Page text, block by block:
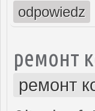
odpowiedz
ремонт
ремонт